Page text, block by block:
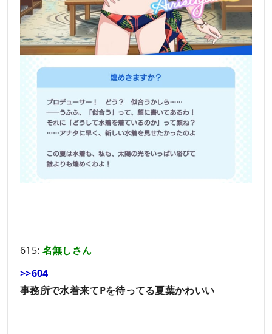
615: 名無しさん
>>604
事務所で水着来てPを待ってる夏葉かわいい